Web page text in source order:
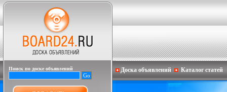
Поиск по доске объявлений Доска объявлений Каталог статей